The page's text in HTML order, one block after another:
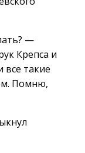
—
Крепса и
такие
Помню,